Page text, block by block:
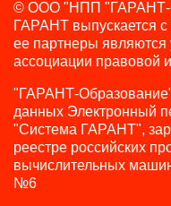
© ООО "НПП "ГАРАНТ-
ГАРАНТ выпускается с
ее партнеры являются
ассоциации
"ГАРАНТ-
данных Электронный
"Система ГАРАНТ",
реестре российских
вычислительных
№6